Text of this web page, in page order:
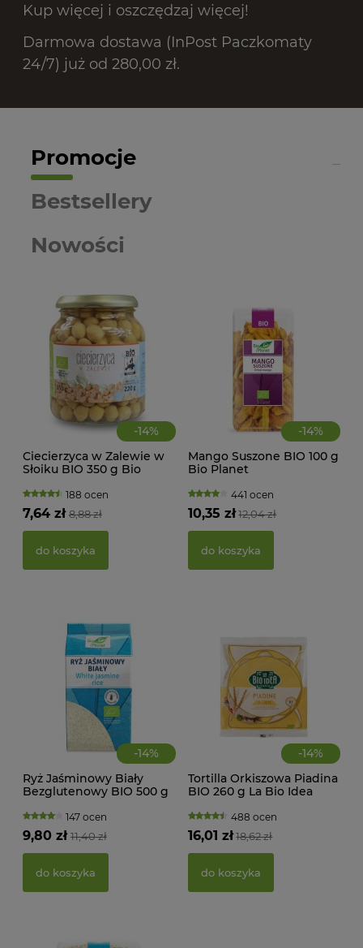
Kup więcej i oszczędzaj więcej!
Darmowa dostawa (InPost Paczkomaty
24/7) już od 280,00 zł.
Promocje
Nowości
Bestsellery
-14%
Ciecierzyca w Zalewie w
Słoiku BIO 350 g Bio
188 ocen
8,88 zł
7,64 zł
do koszyka
-14%
Mango Suszone BIO 100 g
Bio Planet
441 ocen
12,04 zł
10,35 zł
do koszyka
-14%
Ryż Jaśminowy Biały
Bezglutenowy BIO 500 g
147 ocen
11,40 zł
9,80 zł
do koszyka
-14%
Tortilla Orkiszowa Piadina
BIO 260 g La Bio Idea
488 ocen
18,62 zł
16,01 zł
do koszyka